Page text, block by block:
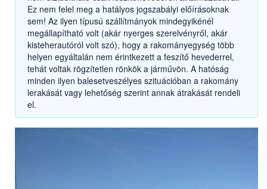
Ez nem felel meg a hatályos jogszabályi előírásoknak
sem! Az ilyen típusú szállítmányok mindegyikénél
megállapítható volt (akár nyerges szerelvényről, akár
kisteherautóról volt szó), hogy a rakományegység több
helyen egyáltalán nem érintkezett a feszítő hevederrel,
tehát voltak rögzítetlen rönkök a járművön. A hatóság
minden ilyen balesetveszélyes szituációban a rakomány
lerakását vagy lehetőség szerint annak átrakását rendeli
el.